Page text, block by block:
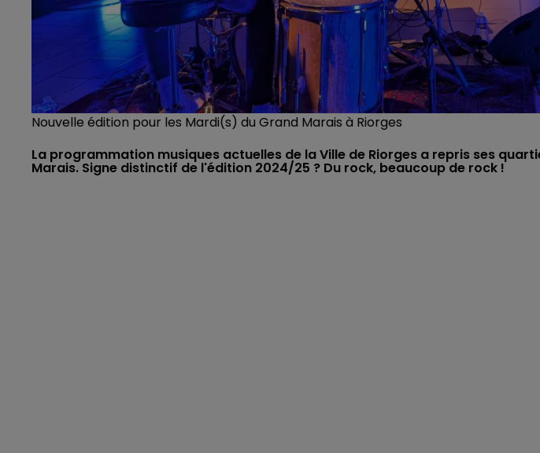
Nouvelle édition pour les Mardi(s) du Grand Marais à Riorges
La programmation musiques actuelles de la Ville de Riorges a repris ses
Marais. Signe distinctif de l'édition 2024/25 ? Du rock, beaucoup de rock !